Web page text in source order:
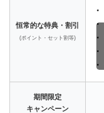
恒常的な特典・割引
(ポイント・セット割等)
期間限定
キャンペーン